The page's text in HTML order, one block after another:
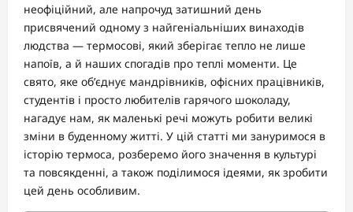
неофіційний, але напрочуд затишний день
присвячений одному з найгеніальніших винаходів
людства — термосові, який зберігає тепло не лише
напоїв, а й наших спогадів про теплі моменти. Це
свято, яке об’єднує мандрівників, офісних працівників,
студентів і просто любителів гарячого шоколаду,
нагадує нам, як маленькі речі можуть робити великі
зміни в буденному житті. У цій статті ми зануримося в
історію термоса, розберемо його значення в культурі
та повсякденні, а також поділимося ідеями, як зробити
цей день особливим.